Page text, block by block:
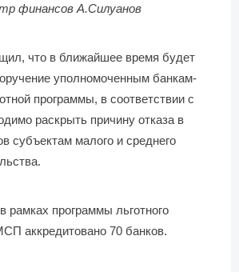
финансов А.Силуанов
что в ближайшее время будет
уполномоченным банкам-
программы, в соответствии с
раскрыть причину отказа в
субъектам малого и среднего
рамках программы льготного
аккредитовано 70 банков.